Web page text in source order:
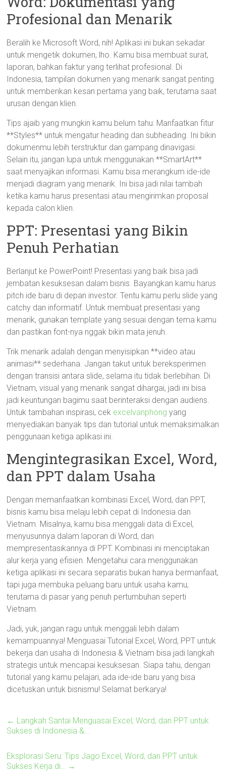
Profesional dan Menarik
Beralih ke Microsoft Word, nih! Aplikasi ini bukan sekadar
untuk mengetik dokumen, lho. Kamu bisa membuat surat,
laporan, bahkan faktur yang terlihat profesional. Di
Indonesia, tampilan dokumen yang menarik sangat penting
untuk memberikan kesan pertama yang baik, terutama saat
urusan dengan klien.
Tips ajaib yang mungkin kamu belum tahu: Manfaatkan fitur
**Styles** untuk mengatur heading dan subheading. Ini bikin
dokumenmu lebih terstruktur dan gampang dinavigasi.
Selain itu, jangan lupa untuk menggunakan **SmartArt**
saat menyajikan informasi. Kamu bisa merangkum ide-ide
menjadi diagram yang menarik. Ini bisa jadi nilai tambah
ketika kamu harus presentasi atau mengirimkan proposal
kepada calon klien.
PPT: Presentasi yang Bikin
Penuh Perhatian
Berlanjut ke PowerPoint! Presentasi yang baik bisa jadi
jembatan kesuksesan dalam bisnis. Bayangkan kamu harus
pitch ide baru di depan investor. Tentu kamu perlu slide yang
catchy dan informatif. Untuk membuat presentasi yang
menarik, gunakan template yang sesuai dengan tema kamu
dan pastikan font-nya nggak bikin mata jenuh.
Trik menarik adalah dengan menyisipkan **video atau
animasi** sederhana. Jangan takut untuk bereksperimen
dengan transisi antara slide, selama itu tidak berlebihan. Di
Vietnam, visual yang menarik sangat dihargai, jadi ini bisa
jadi keuntungan bagimu saat berinteraksi dengan audiens.
Untuk tambahan inspirasi, cek excelvanphong yang
menyediakan banyak tips dan tutorial untuk memaksimalkan
penggunaan ketiga aplikasi ini.
Mengintegrasikan Excel, Word,
dan PPT dalam Usaha
Dengan memanfaatkan kombinasi Excel, Word, dan PPT,
bisnis kamu bisa melaju lebih cepat di Indonesia dan
Vietnam. Misalnya, kamu bisa menggali data di Excel,
menyusunnya dalam laporan di Word, dan
mempresentasikannya di PPT. Kombinasi ini menciptakan
alur kerja yang efisien. Mengetahui cara menggunakan
ketiga aplikasi ini secara separatis bukan hanya bermanfaat,
tapi juga membuka peluang baru untuk usaha kamu,
terutama di pasar yang penuh pertumbuhan seperti
Vietnam.
Jadi, yuk, jangan ragu untuk menggali lebih dalam
kemampuannya! Menguasai Tutorial Excel, Word, PPT untuk
bekerja dan usaha di Indonesia & Vietnam bisa jadi langkah
strategis untuk mencapai kesuksesan. Siapa tahu, dengan
tutorial yang kamu pelajari, ada ide-ide baru yang bisa
dicetuskan untuk bisnismu! Selamat berkarya!
← Langkah Santai Menguasai Excel, Word, dan PPT untuk
Sukses di Indonesia &…
Eksplorasi Seru: Tips Jago Excel, Word, dan PPT untuk
Sukses Kerja di… →